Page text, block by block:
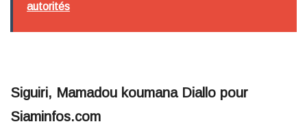
autorités
Siguiri, Mamadou koumana Diallo pour
Siaminfos.com